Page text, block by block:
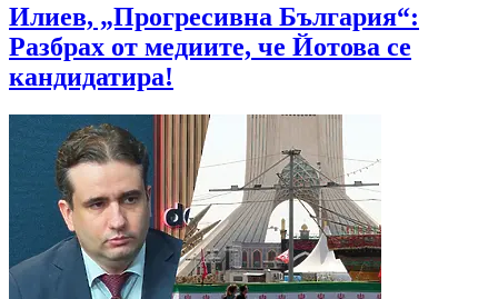
Илиев, „Прогресивна България“:
Разбрах от медиите, че Йотова се
кандидатира!